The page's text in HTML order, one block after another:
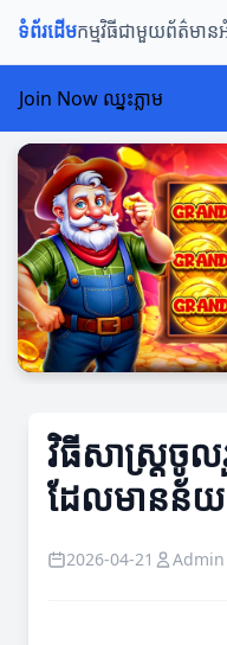
ទំព័រដើមកម្មវិធីជាមួយព័ត៌មាន
Join Now ឈ្នះភ្លាម
វិធីសាស្ត្រចូល
ដែលមានន័យ
2026-04-21 Admin